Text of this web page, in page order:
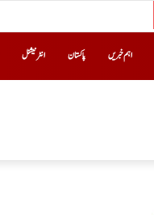
اہم خبریں پاکستان انٹرنیشنل